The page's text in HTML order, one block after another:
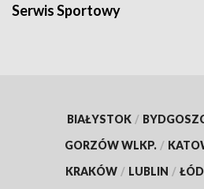
Serwis Sportowy
BIAŁYSTOK /
GORZÓW WLKP. /
KRAKÓW / LUBLIN /